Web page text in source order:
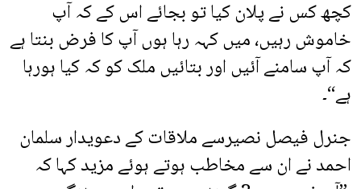
کچھ کس نے پلان کیا تو بجائے اس کے کہ آپ
خاموش رہیں، میں کہہ رہا ہوں آپ کا فرض بنتا ہے
کہ آپ سامنے آئیں اور بتائیں ملک کو کہ کیا ہورہا
ہے“۔
جنرل فیصل نصیرسے ملاقات کے دعویدار سلمان
احمد نے ان سے مخاطب ہوتے ہوئے مزید کہا کہ